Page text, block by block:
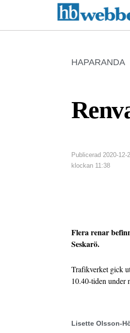
HAPARANDA
Publicerad 2020-12-
klockan 11:38
Flera renar
Seskarö.
Trafikverket gick
10.40-tiden under
Lisette Olsson-